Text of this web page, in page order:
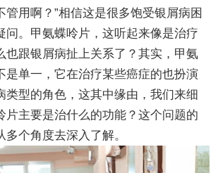
管用啊？”相信这是很多饱受银屑病困
问。甲氨蝶呤片，这听起来像是治疗
也跟银屑病扯上关系了？其实，甲氨
是单一，它在治疗某些癌症的也扮演
类型的角色，这其中缘由，我们来细
片主要是治什么的功能？这个问题的
个角度去深入了解。